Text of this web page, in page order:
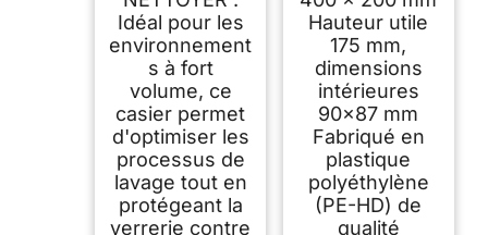
Idéal pour les
environnement
s à fort
volume, ce
casier permet
d'optimiser les
processus de
lavage tout en
protégeant la
verrerie contre
Hauteur utile
175 mm,
dimensions
intérieures
90x87 mm
Fabriqué en
plastique
polyéthylène
(PE-HD) de
qualité